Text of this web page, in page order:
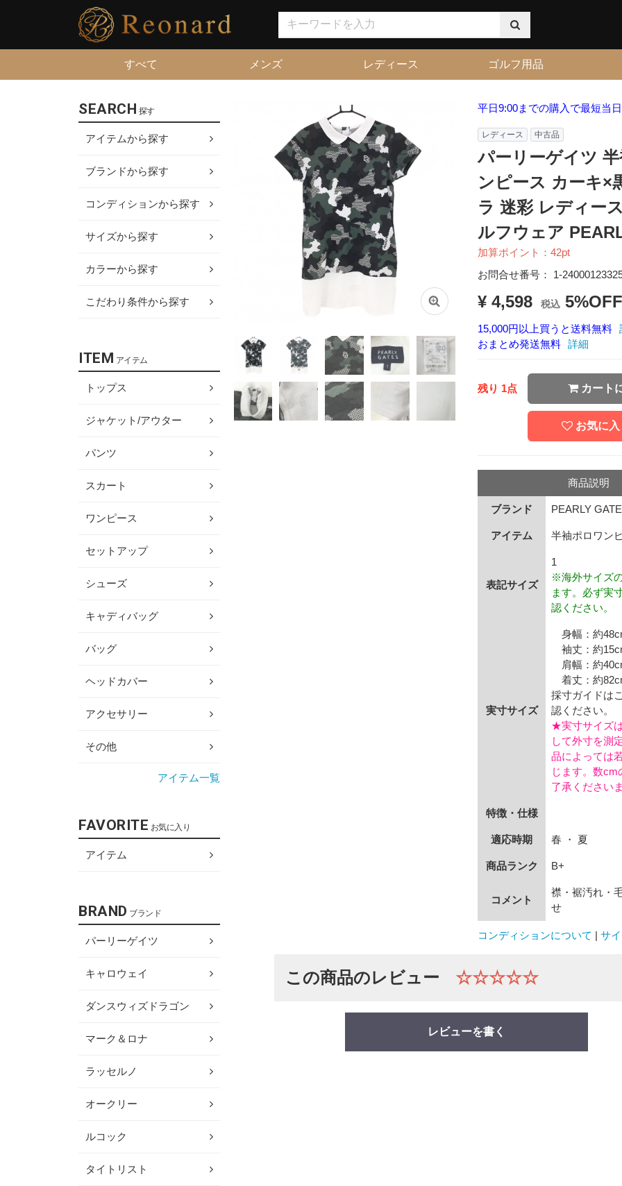
すべて メンズ レディース ゴルフ用品
平日9:00までの購入で最短当
レディース 中古品
パーリーゲイツ
ンピース カーキ×
ラ 迷彩 レディー
ルフウェア
加算ポイント： 42pt
お問合せ番号： 1-
¥ 4,598 税込 5%OFF
15,000円以上買うと送料無料
おまとめ発送無料 詳細
残り 1点 カート
お気に
商品説明
ブランド PEARLY
アイテム 半袖ポロワン
表記サイズ
1
※海外サイズ
ます。必ず実
認ください。
実寸サイズ
身幅：約
袖丈：約
肩幅：約
着丈：約
採寸ガイドは
認ください。
★実寸サイズ
して外寸を測
品によっては
じます。数cm
了承くださいま
特徴・仕様
適応時期 春 ・ 夏
商品ランク B+
コメント
襟・裾汚れ・
せ
コンディションについて | サ
この商品のレビュー ☆☆☆☆☆
レビューを書く
SEARCH 探す
アイテムから探す
ブランドから探す
コンディションから探す
サイズから探す
カラーから探す
こだわり条件から探す
ITEM アイテム
トップス
ジャケット/アウター
パンツ
スカート
ワンピース
セットアップ
シューズ
キャディバッグ
バッグ
ヘッドカバー
アクセサリー
その他
アイテム一覧
FAVORITE お気に入り
アイテム
BRAND ブランド
パーリーゲイツ
キャロウェイ
ダンスウィズドラゴン
マーク＆ロナ
ラッセルノ
オークリー
ルコック
タイトリスト